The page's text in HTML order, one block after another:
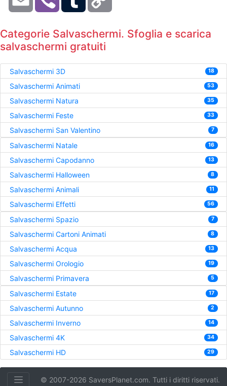
Categorie Salvaschermi. Sfoglia e scarica
salvaschermi gratuiti
Salvaschermi 3D 18
Salvaschermi Animati 53
Salvaschermi Natura 35
Salvaschermi Feste 33
Salvaschermi San Valentino 7
Salvaschermi Natale 16
Salvaschermi Capodanno 13
Salvaschermi Halloween 8
Salvaschermi Animali 11
Salvaschermi Effetti 56
Salvaschermi Spazio 7
Salvaschermi Cartoni Animati 8
Salvaschermi Acqua 13
Salvaschermi Orologio 19
Salvaschermi Primavera 5
Salvaschermi Estate 17
Salvaschermi Autunno 2
Salvaschermi Inverno 14
Salvaschermi 4K 34
Salvaschermi HD 29
© 2007-2026 SaversPlanet.com. Tutti i diritti riservati.